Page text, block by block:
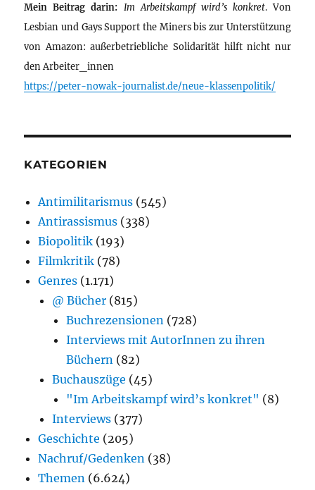
Mein Beitrag darin: Im Arbeitskampf wird’s konkret. Von
Lesbian und Gays Support the Miners bis zur Unterstützung
von Amazon: außerbetriebliche Solidarität hilft nicht nur
den Arbeiter_innen
https://peter-nowak-journalist.de/neue-klassenpolitik/
KATEGORIEN
Antimilitarismus (545)
Antirassismus (338)
Biopolitik (193)
Filmkritik (78)
Genres (1.171)
@ Bücher (815)
Buchrezensionen (728)
Interviews mit AutorInnen zu ihren
Büchern (82)
Buchauszüge (45)
"Im Arbeitskampf wird’s konkret" (8)
Interviews (377)
Geschichte (205)
Nachruf/Gedenken (38)
Themen (6.624)